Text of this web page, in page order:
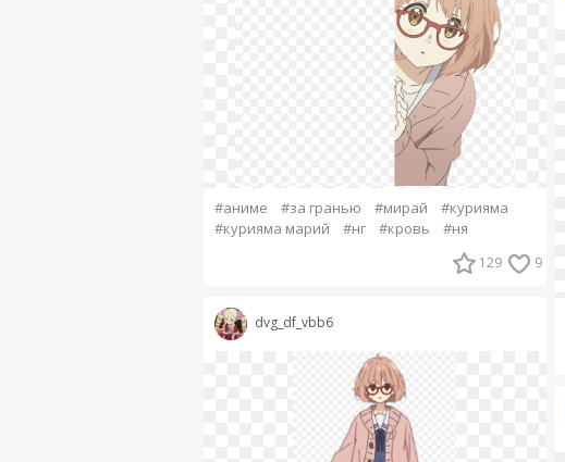
#аниме #за гранью #мирай
#курияма
#курияма марий
#нг #кровь #ня
129 9
dvg_df_vbb6